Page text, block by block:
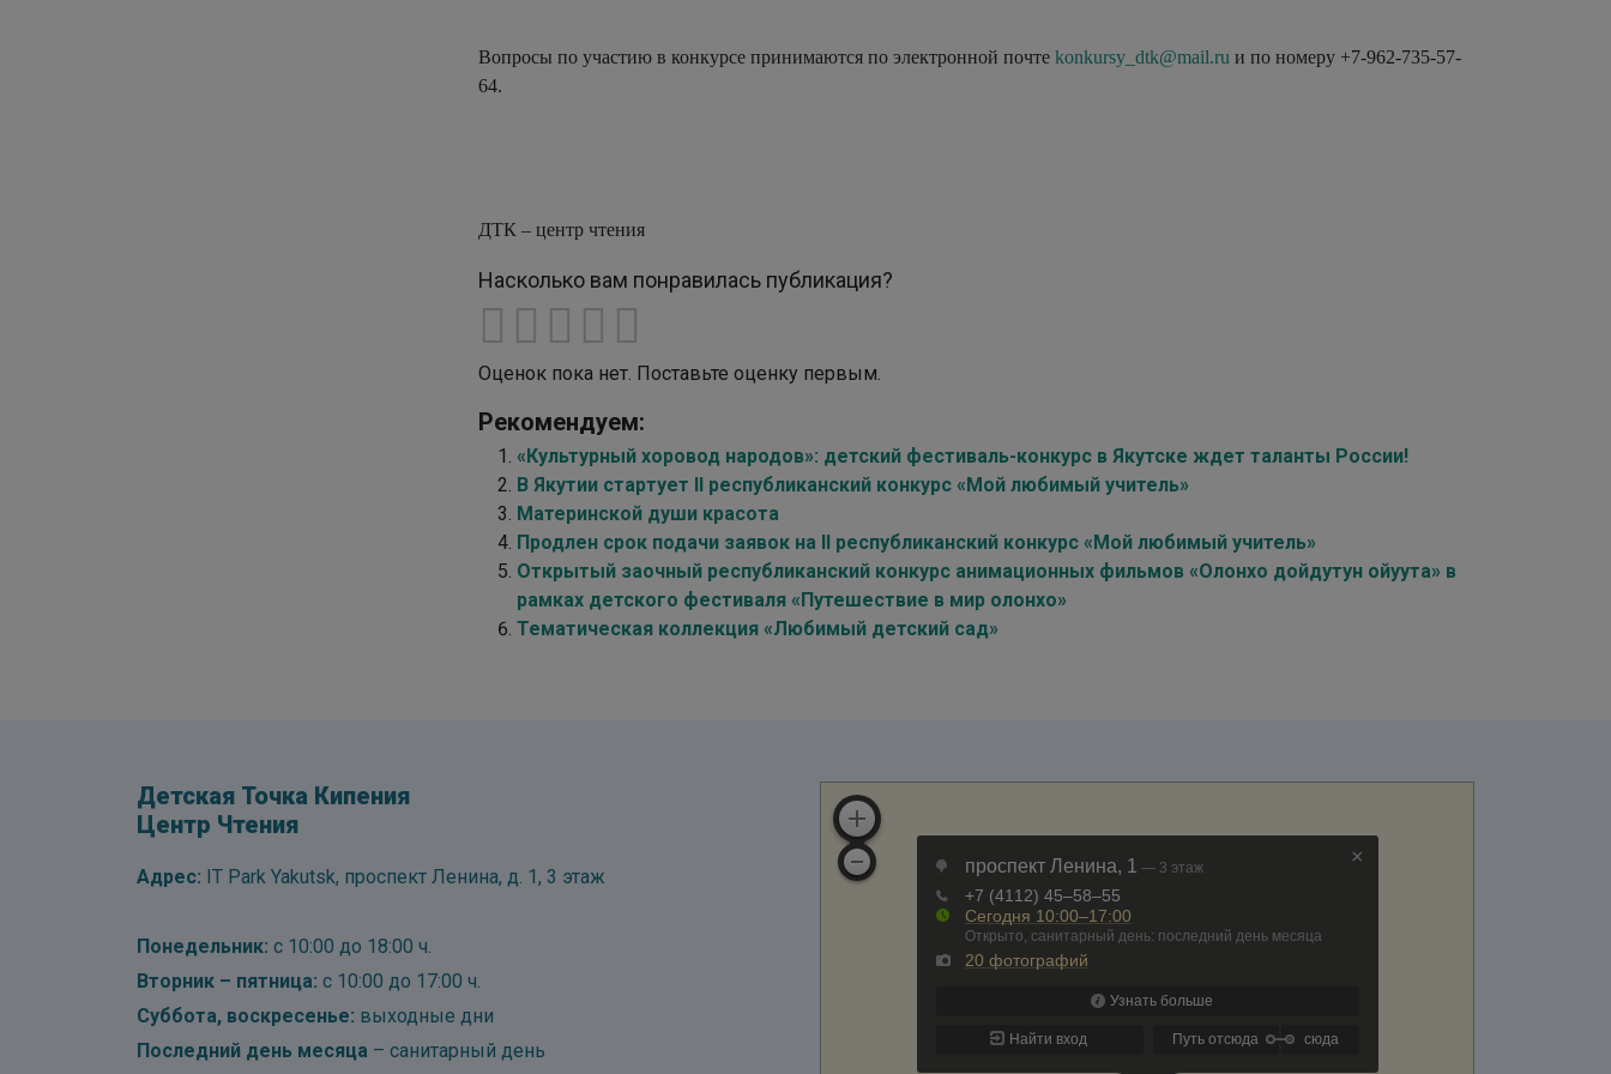
Вопросы по участию в конкурсе принимаются по электронной почте konkursy_dtk@mail.ru и по номеру +7-962-735-57-
64.
ДТК – центр чтения
Насколько вам понравилась публикация?
Оценок пока нет. Поставьте оценку первым.
Рекомендуем:
«Культурный хоровод народов»: детский фестиваль-конкурс в Якутске ждет таланты России!
В Якутии стартует II республиканский конкурс «Мой любимый учитель»
Материнской души красота
Продлен срок подачи заявок на II республиканский конкурс «Мой любимый учитель»
Открытый заочный республиканский конкурс анимационных фильмов «Олонхо дойдутун ойуута» в
рамках детского фестиваля «Путешествие в мир олонхо»
Тематическая коллекция «Любимый детский сад»
Детская Точка Кипения
Центр Чтения
Адрес: IT Park Yakutsk, проспект Ленина, д. 1, 3 этаж
Понедельник: с 10:00 до 18:00 ч.
Вторник – пятница: с 10:00 до 17:00 ч.
Суббота, воскресенье: выходные дни
Последний день месяца – санитарный день